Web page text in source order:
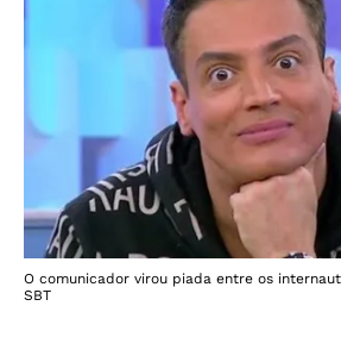
O comunicador virou piada entre os
SBT